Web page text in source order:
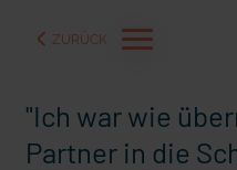
ZURÜCK
"Ich war wie
Partner in die